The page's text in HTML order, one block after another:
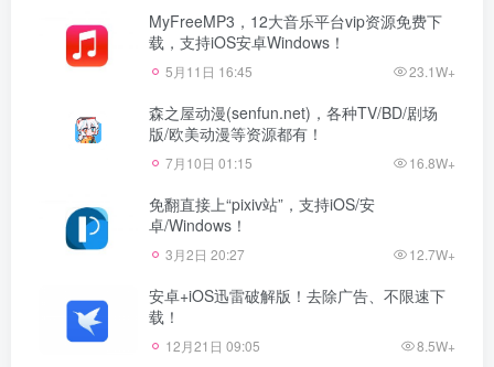
MyFreeMP3，12大音乐平台vip资源免费下
载，支持iOS安卓Windows！
5月11日 16:45 23.1W+
森之屋动漫(senfun.net)，各种TV/BD/剧场
版/欧美动漫等资源都有！
7月10日 01:15 16.8W+
免翻直接上“pixiv站”，支持iOS/安
卓/Windows！
3月2日 20:27 12.7W+
安卓+iOS迅雷破解版！去除广告、不限速下
载！
12月21日 09:05 8.5W+